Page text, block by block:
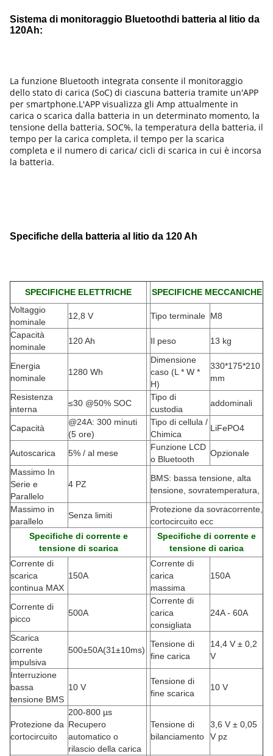
Sistema di monitoraggio Bluetoothdi batteria al litio da
120Ah:
La funzione Bluetooth integrata consente il monitoraggio
dello stato di carica (SoC) di ciascuna batteria tramite un'APP
per smartphone.L'APP visualizza gli Amp attualmente in
carica o scarica dalla batteria in un determinato momento, la
tensione della batteria, SOC%, la temperatura della batteria, il
tempo per la carica completa, il tempo per la scarica
completa e il numero di carica/ cicli di scarica in cui è incorsa
la batteria.
Specifiche della batteria al litio da 120 Ah
SPECIFICHE ELETTRICHE
SPECIFICHE MECCANICHE
Voltaggio
nominale
12,8 V Tipo terminale M8
Capacità
nominale
120 Ah Il peso 13 kg
Energia
nominale
1280 Wh
Dimensione
caso (L * W *
H)
330*175*210
mm
Resistenza
interna
≤30 @50% SOC
Tipo di
custodia
addominali
Capacità
@24A: 300 minuti
(5 ore)
Tipo di cellula /
Chimica
LiFePO4
Autoscarica 5% / al mese
Funzione LCD
o Bluetooth
Opzionale
Massimo In
Serie e
Parallelo
4 PZ
BMS: bassa tensione, alta
tensione, sovratemperatura,
Massimo in
parallelo
Senza limiti
Protezione da sovracorrente,
cortocircuito ecc
Specifiche di corrente e
tensione di scarica
Specifiche di corrente e
tensione di carica
Corrente di
scarica
continua MAX
150A
Corrente di
carica
massima
150A
Corrente di
picco
500A
Corrente di
carica
consigliata
24A - 60A
Scarica
corrente
impulsiva
500±50A(31±10ms)
Tensione di
fine carica
14,4 V ± 0,2
V
Interruzione
bassa
tensione BMS
10 V
Tensione di
fine scarica
10 V
Protezione da
cortocircuito
200-800 µs
Recupero
automatico o
rilascio della carica
Tensione di
bilanciamento
3,6 V ± 0,05
V pz